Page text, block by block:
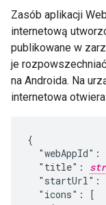
Zasób aplikacji
internetową
publikowane w
je
na Androida. Na
internetowa
{
  "webAppId":
  "title":
  "startUrl":
  "icons": [